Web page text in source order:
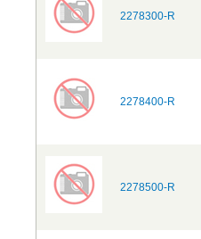
2278300-R
2278400-R
2278500-R